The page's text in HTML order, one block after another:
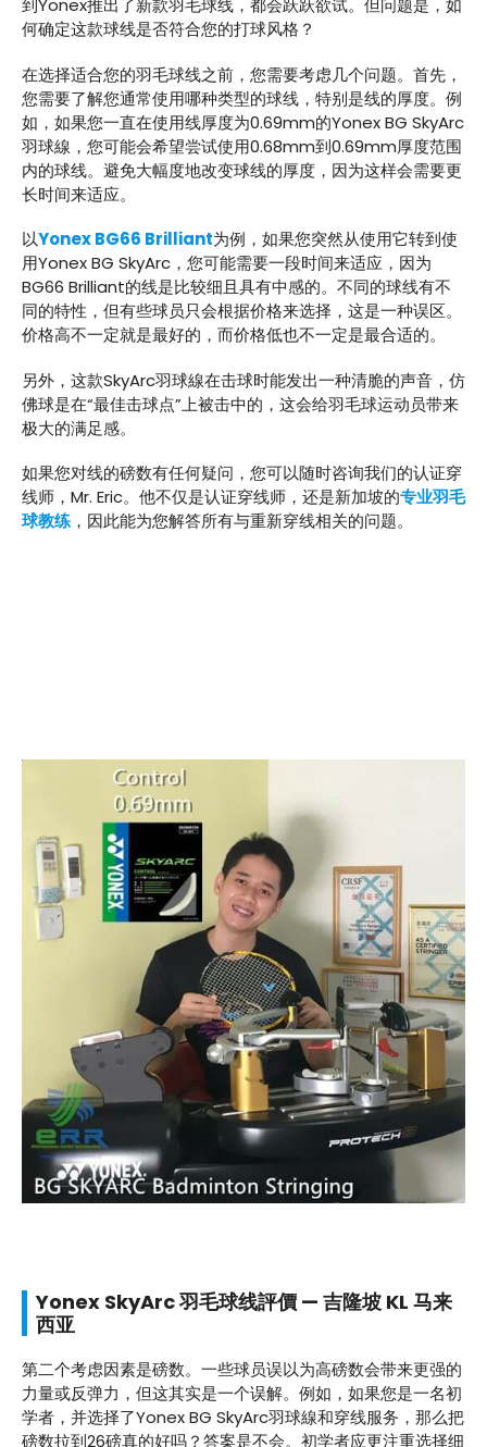
到Yonex推出了新款羽毛球线，都会跃跃欲试。但问题是，如
何确定这款球线是否符合您的打球风格？
在选择适合您的羽毛球线之前，您需要考虑几个问题。首先，
您需要了解您通常使用哪种类型的球线，特别是线的厚度。例
如，如果您一直在使用线厚度为0.69mm的Yonex BG SkyArc
羽球線，您可能会希望尝试使用0.68mm到0.69mm厚度范围
内的球线。避免大幅度地改变球线的厚度，因为这样会需要更
长时间来适应。
以Yonex BG66 Brilliant为例，如果您突然从使用它转到使
用Yonex BG SkyArc，您可能需要一段时间来适应，因为
BG66 Brilliant的线是比较细且具有中感的。不同的球线有不
同的特性，但有些球员只会根据价格来选择，这是一种误区。
价格高不一定就是最好的，而价格低也不一定是最合适的。
另外，这款SkyArc羽球線在击球时能发出一种清脆的声音，仿
佛球是在“最佳击球点”上被击中的，这会给羽毛球运动员带来
极大的满足感。
如果您对线的磅数有任何疑问，您可以随时咨询我们的认证穿
线师，Mr. Eric。他不仅是认证穿线师，还是新加坡的专业羽毛
球教练 ，因此能为您解答所有与重新穿线相关的问题。
Yonex SkyArc 羽毛球线評價 — 吉隆坡 KL 马来
西亚
第二个考虑因素是磅数。一些球员误以为高磅数会带来更强的
力量或反弹力，但这其实是一个误解。例如，如果您是一名初
学者，并选择了Yonex BG SkyArc羽球線和穿线服务，那么把
磅数拉到26磅真的好吗？答案是不会。初学者应更注重选择细